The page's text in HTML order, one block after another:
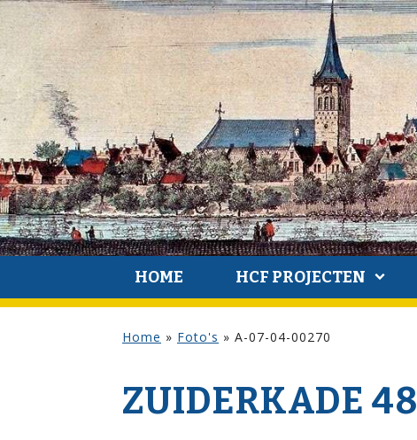
HOME HCF PROJECTEN
Home » Foto's » A-07-04-00270
ZUIDERKADE 48